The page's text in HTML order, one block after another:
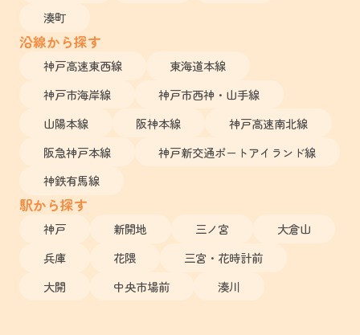
湊町
沿線から探す
神戸高速東西線
東海道本線
神戸市海岸線
神戸市西神・山手線
山陽本線
阪神本線
神戸高速南北線
阪急神戸本線
神戸新交通ポートアイランド線
神鉄有馬線
駅から探す
神戸 新開地 三ノ宮
大倉山
兵庫
花隈
三宮・花時計前
大開
中央市場前 湊川